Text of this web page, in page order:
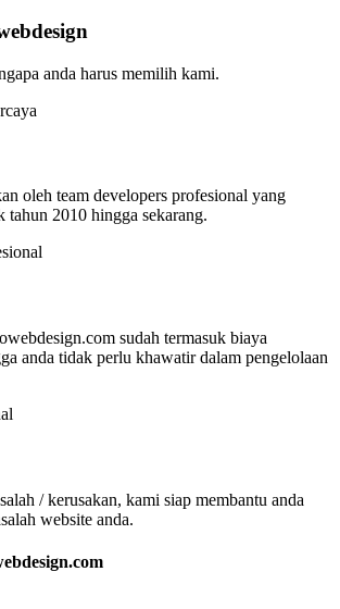
anda harus memilih kami.
oleh team developers profesional yang
tahun 2010 hingga sekarang.
sudah termasuk biaya
anda tidak perlu khawatir dalam pengelolaan
/ kerusakan, kami siap membantu anda
website anda.